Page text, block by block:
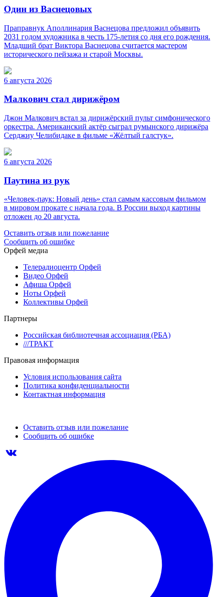
Один из Васнецовых
Праправнук Аполлинария Васнецова предложил объявить
2031 годом художника в честь 175-летия со дня его рождения.
Младший брат Виктора Васнецова считается мастером
исторического пейзажа и старой Москвы.
6 августа 2026
Малкович стал дирижёром
Джон Малкович встал за дирижёрский пульт симфонического
оркестра. Американский актёр сыграл румынского дирижёра
Серджиу Челибидаке в фильме «Жёлтый галстук».
6 августа 2026
Паутина из рук
«Человек-паук: Новый день» стал самым кассовым фильмом
в мировом прокате с начала года. В России выход картины
отложен до 20 августа.
Оставить отзыв или пожелание
Сообщить об ошибке
Орфей медиа
Телерадиоцентр Орфей
Видео Орфей
Афиша Орфей
Ноты Орфей
Коллективы Орфей
Партнеры
Российская библиотечная ассоциация (РБА)
///ТРАКТ
Правовая информация
Условия использования сайта
Политика конфиденциальности
Контактная информация
Оставить отзыв или пожелание
Сообщить об ошибке